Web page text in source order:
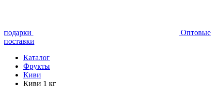
подарки
Оптовые
поставки
Каталог
Фрукты
Киви
Киви 1 кг